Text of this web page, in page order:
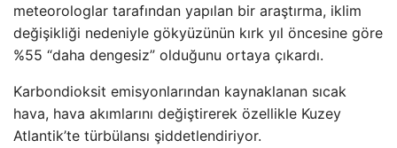
meteorologlar tarafından yapılan bir araştırma, iklim
değişikliği nedeniyle gökyüzünün kırk yıl öncesine göre
%55 “daha dengesiz” olduğunu ortaya çıkardı.
Karbondioksit emisyonlarından kaynaklanan sıcak
hava, hava akımlarını değiştirerek özellikle Kuzey
Atlantik’te türbülansı şiddetlendiriyor.